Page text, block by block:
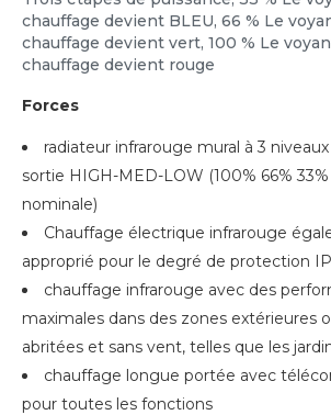
chauffage devient BLEU, 66 % Le
chauffage devient vert, 100 % Le
chauffage devient rouge
Forces
radiateur infrarouge mural à 3
sortie HIGH-MED-LOW (100% 66%
nominale)
Chauffage électrique infrarouge
approprié pour le degré de protection
chauffage infrarouge avec des
maximales dans des zones extérieures
abritées et sans vent, telles que les
chauffage longue portée avec
pour toutes les fonctions